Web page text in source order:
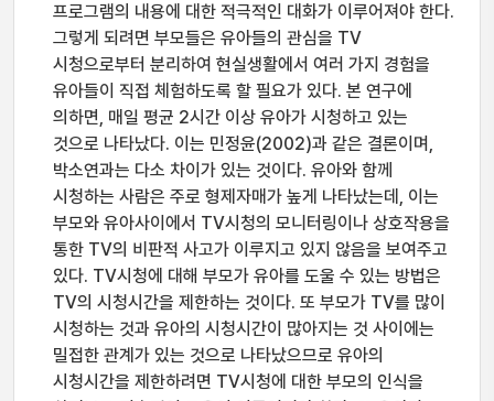
프로그램의 내용에 대한 적극적인 대화가 이루어져야 한다.
그렇게 되려면 부모들은 유아들의 관심을 TV
시청으로부터 분리하여 현실생활에서 여러 가지 경험을
유아들이 직접 체험하도록 할 필요가 있다. 본 연구에
의하면, 매일 평균 2시간 이상 유아가 시청하고 있는
것으로 나타났다. 이는 민정윤(2002)과 같은 결론이며,
박소연과는 다소 차이가 있는 것이다. 유아와 함께
시청하는 사람은 주로 형제자매가 높게 나타났는데, 이는
부모와 유아사이에서 TV시청의 모니터링이나 상호작용을
통한 TV의 비판적 사고가 이루지고 있지 않음을 보여주고
있다. TV시청에 대해 부모가 유아를 도울 수 있는 방법은
TV의 시청시간을 제한하는 것이다. 또 부모가 TV를 많이
시청하는 것과 유아의 시청시간이 많아지는 것 사이에는
밀접한 관계가 있는 것으로 나타났으므로 유아의
시청시간을 제한하려면 TV시청에 대한 부모의 인식을